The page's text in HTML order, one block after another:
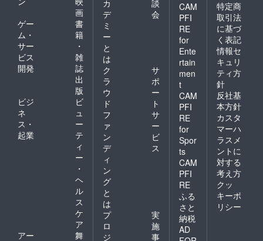
画
ゲー
ム・
サー
ビス
開発
書
籍
・
雑
誌
出
版
ビジ
ネ
ス・
起業
ビ
ュ
ー
テ
ィ
ー
・
ヘ
ル
ス
ケ
ア
アー
舞
カ
デ
ミ
ー
と
は
談
会
ク
ラ
ウ
ド
フ
ァ
ン
デ
ィ
ン
グ
と
は
サ
ポ
ー
ト
サ
ー
ビ
ス
プ
ロ
ジ
実
施
事
CAM
PFI
RE
for
Ente
rtain
men
t
CAM
PFI
RE
for
Spor
ts
CAM
PFI
RE
ふる
さと
納税
AD
特定商
取引法
に基づ
く表記
情報セ
キュリ
ティ方
針
反社基
本方針
カスタ
マーハ
ラスメ
ントに
対する
考え方
クッ
キーポ
リシー